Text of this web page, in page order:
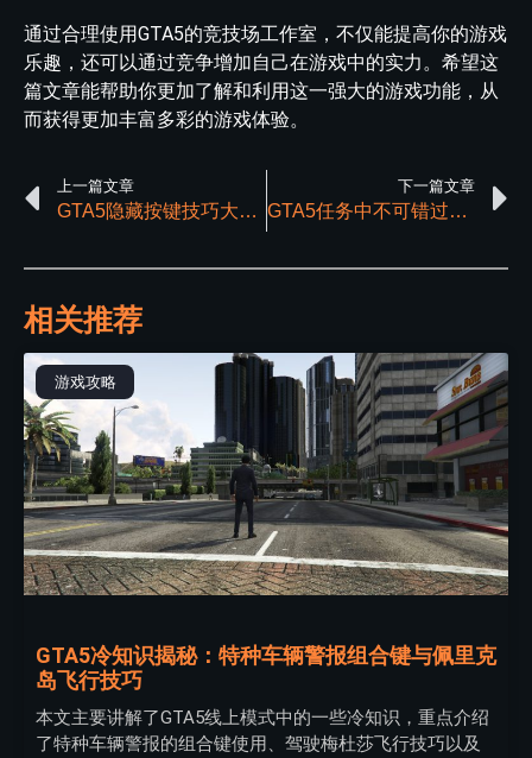
通过合理使用GTA5的竞技场工作室，不仅能提高你的游戏
乐趣，还可以通过竞争增加自己在游戏中的实力。希望这
篇文章能帮助你更加了解和利用这一强大的游戏功能，从
而获得更加丰富多彩的游戏体验。
上一篇文章
GTA5隐藏按键技巧大揭密：提升你的游戏体验
下一篇文章
GTA5任务中不可错过的五大实用武器推荐
相关推荐
游戏攻略
GTA5冷知识揭秘：特种车辆警报组合键与佩里克
岛飞行技巧
本文主要讲解了GTA5线上模式中的一些冷知识，重点介绍
了特种车辆警报的组合键使用、驾驶梅杜莎飞行技巧以及